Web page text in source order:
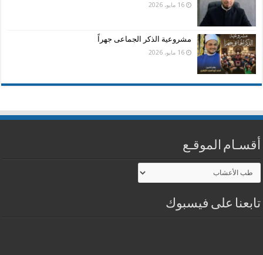
16 مايو، 2026
مشروعية الذكر الجماعى جهراً
16 مايو، 2026
أقسـام الموقـع
أقسـام
الموقـع
تابعنا على فيسبوك